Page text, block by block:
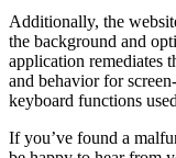
Additionally, the
the background and
application remediates
and behavior for
keyboard functions
If you’ve found a